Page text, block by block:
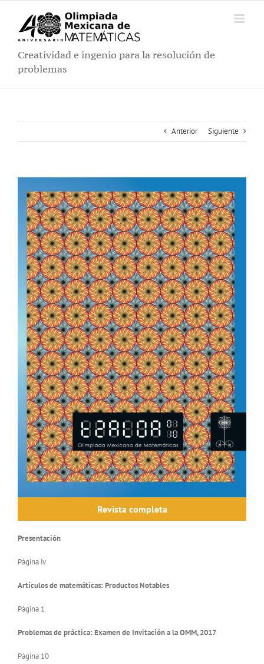
contenido
Creatividad e ingenio para la resolución de
problemas
Anterior Siguiente
Revista completa
Presentación
Página iv
Artículos de matemáticas: Productos Notables
Página 1
Problemas de práctica: Examen de Invitación a la OMM, 2017
Página 10